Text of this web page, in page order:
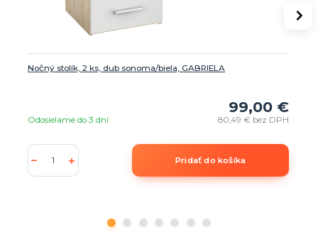
Nočný stolík, 2 ks, dub sonoma/biela, GABRIELA
99,00 €
80,49 € bez DPH
Odosielame do 3 dní
Pridať do košíka